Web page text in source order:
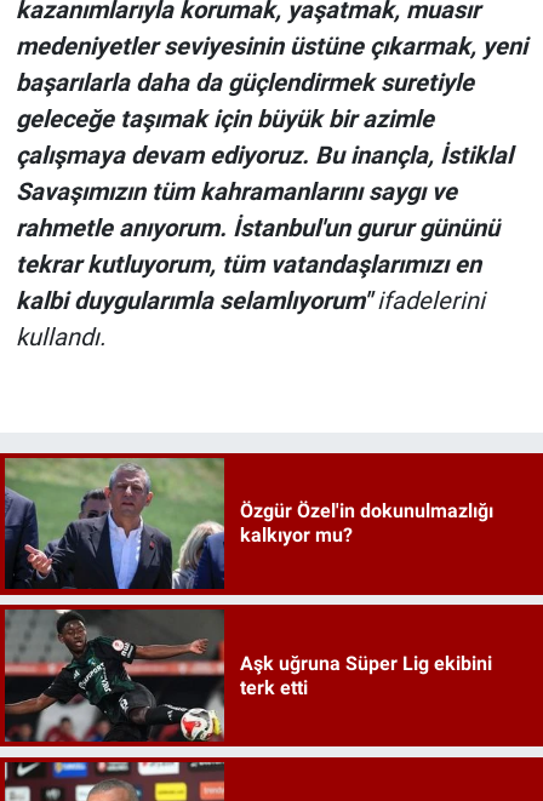
kazanımlarıyla korumak, yaşatmak, muasır
medeniyetler seviyesinin üstüne çıkarmak, yeni
başarılarla daha da güçlendirmek suretiyle
geleceğe taşımak için büyük bir azimle
çalışmaya devam ediyoruz. Bu inançla, İstiklal
Savaşımızın tüm kahramanlarını saygı ve
rahmetle anıyorum. İstanbul'un gurur gününü
tekrar kutluyorum, tüm vatandaşlarımızı en
kalbi duygularımla selamlıyorum"ifadelerini
kullandı.
Özgür Özel'in dokunulmazlığı
kalkıyor mu?
Aşk uğruna Süper Lig ekibini
terk etti